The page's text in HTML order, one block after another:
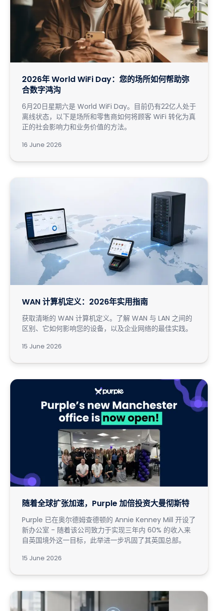
2026年 World WiFi Day：您的场所如何帮助弥
合数字鸿沟
6月20日星期六是 World WiFi Day。目前仍有22亿人处于
离线状态，以下是场所和零售商如何将顾客 WiFi 转化为真
正的社会影响力和业务价值的方法。
16 June 2026
WAN 计算机定义：2026年实用指南
获取清晰的 WAN 计算机定义。了解 WAN 与 LAN 之间的
区别、它如何影响您的设备，以及企业网络的最佳实践。
15 June 2026
随着全球扩张加速，Purple 加倍投资大曼彻斯特
Purple 已在奥尔德姆查德顿的 Annie Kenney Mill 开设了
新办公室 - 随着该公司致力于实现三年内 60% 的收入来
自英国境外这一目标，此举进一步巩固了其英国总部。
15 June 2026